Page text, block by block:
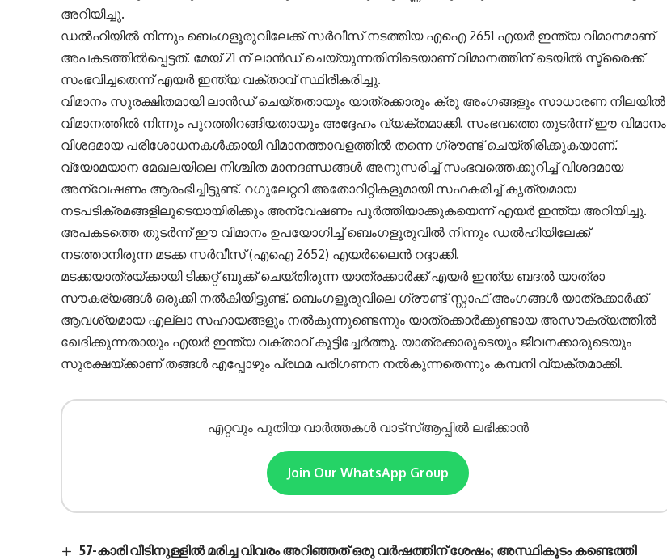
അറിയിച്ചു.
ഡൽഹിയിൽ നിന്നും ബെംഗളൂരുവിലേക്ക് സർവീസ് നടത്തിയ എഐ 2651 എയർ ഇന്ത്യ വിമാനമാണ്
അപകടത്തിൽപ്പെട്ടത്. മേയ് 21 ന് ലാൻഡ് ചെയ്യുന്നതിനിടെയാണ് വിമാനത്തിന് ടെയിൽ സ്ട്രൈക്ക്
സംഭവിച്ചതെന്ന് എയർ ഇന്ത്യ വക്താവ് സ്ഥിരീകരിച്ചു.
വിമാനം സുരക്ഷിതമായി ലാൻഡ് ചെയ്തതായും യാത്രക്കാരും ക്രൂ അംഗങ്ങളും സാധാരണ നിലയിൽ
വിമാനത്തിൽ നിന്നും പുറത്തിറങ്ങിയതായും അദ്ദേഹം വ്യക്തമാക്കി. സംഭവത്തെ തുടർന്ന് ഈ വിമാനം
വിശദമായ പരിശോധനകൾക്കായി വിമാനത്താവളത്തിൽ തന്നെ ഗ്രൗണ്ട് ചെയ്തിരിക്കുകയാണ്.
വ്യോമയാന മേഖലയിലെ നിശ്ചിത മാനദണ്ഡങ്ങൾ അനുസരിച്ച് സംഭവത്തെക്കുറിച്ച് വിശദമായ
അന്വേഷണം ആരംഭിച്ചിട്ടുണ്ട്. റഗുലേറ്ററി അതോറിറ്റികളുമായി സഹകരിച്ച് കൃത്യമായ
നടപടിക്രമങ്ങളിലൂടെയായിരിക്കും അന്വേഷണം പൂർത്തിയാക്കുകയെന്ന് എയർ ഇന്ത്യ അറിയിച്ചു.
അപകടത്തെ തുടർന്ന് ഈ വിമാനം ഉപയോഗിച്ച് ബെംഗളൂരുവിൽ നിന്നും ഡൽഹിയിലേക്ക്
നടത്താനിരുന്ന മടക്ക സർവീസ് (എഐ 2652) എയർലൈൻ റദ്ദാക്കി.
മടക്കയാത്രയ്ക്കായി ടിക്കറ്റ് ബുക്ക് ചെയ്തിരുന്ന യാത്രക്കാർക്ക് എയർ ഇന്ത്യ ബദൽ യാത്രാ
സൗകര്യങ്ങൾ ഒരുക്കി നൽകിയിട്ടുണ്ട്. ബെംഗളൂരുവിലെ ഗ്രൗണ്ട് സ്റ്റാഫ് അംഗങ്ങൾ യാത്രക്കാർക്ക്
ആവശ്യമായ എല്ലാ സഹായങ്ങളും നൽകുന്നുണ്ടെന്നും യാത്രക്കാർക്കുണ്ടായ അസൗകര്യത്തിൽ
ഖേദിക്കുന്നതായും എയർ ഇന്ത്യ വക്താവ് കൂട്ടിച്ചേർത്തു. യാത്രക്കാരുടെയും ജീവനക്കാരുടെയും
സുരക്ഷയ്ക്കാണ് തങ്ങൾ എപ്പോഴും പ്രഥമ പരിഗണന നൽകുന്നതെന്നും കമ്പനി വ്യക്തമാക്കി.
എറ്റവും പുതിയ വാർത്തകൾ വാട്സ്ആപ്പിൽ ലഭിക്കാൻ
Join Our WhatsApp Group
57-കാരി വീടിനുള്ളിൽ മരിച്ച വിവരം അറിഞ്ഞത് ഒരു വർഷത്തിന് ശേഷം; അസ്ഥികൂടം കണ്ടെത്തി